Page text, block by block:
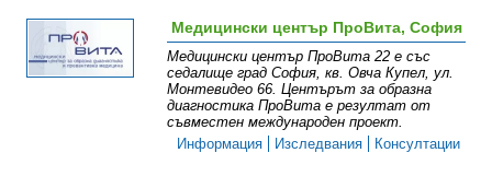
Медицински център ПроВита, София
Медицински център ПроВита 22 е със
седалище град София, кв. Овча Купел, ул.
Монтевидео 66. Центърът за образна
диагностика ПроВита e резултат от
съвместен международен проект.
Информация
Изследвания Консултации